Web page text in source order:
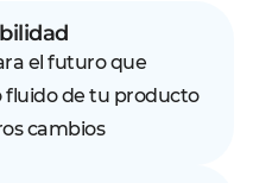
el futuro que
fluido de tu producto
cambios